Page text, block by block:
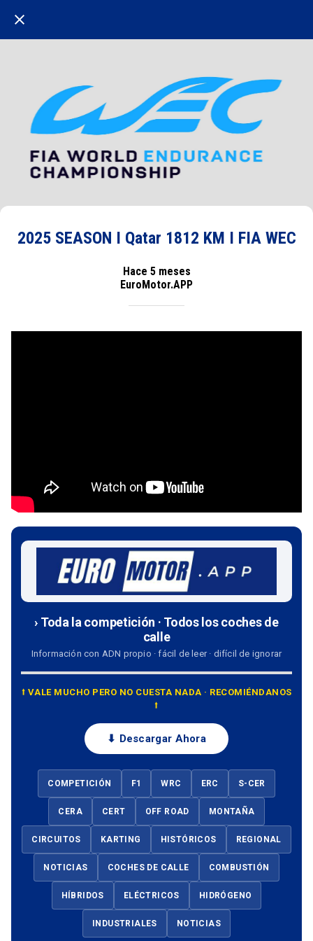
2025 SEASON I Qatar 1812 KM I FIA WEC
Hace 5 meses
EuroMotor.APP
› Toda la competición · Todos los coches de
calle
Información con ADN propio · fácil de leer · difícil de ignorar
⭡ VALE MUCHO PERO NO CUESTA NADA · RECOMIÉNDANOS
⭡
⬇ Descargar Ahora
COMPETICIÓN F1 WRC ERC S-CER
CERA CERT OFF ROAD MONTAÑA
CIRCUITOS KARTING HISTÓRICOS REGIONAL
NOTICIAS COCHES DE CALLE COMBUSTIÓN
HÍBRIDOS ELÉCTRICOS HIDRÓGENO
INDUSTRIALES NOTICIAS